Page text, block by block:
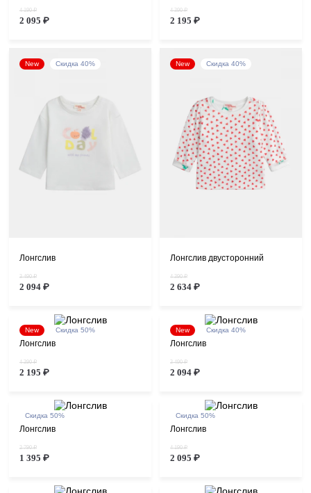
4 190 ₽
2 095 ₽
4 390 ₽
2 195 ₽
New Скидка 40%
Лонгслив
3 490 ₽
2 094 ₽
New Скидка 40%
Лонгслив двусторонний
4 390 ₽
2 634 ₽
New Скидка 50%
Лонгслив
4 390 ₽
2 195 ₽
New Скидка 40%
Лонгслив
3 490 ₽
2 094 ₽
Скидка 50%
Лонгслив
2 790 ₽
1 395 ₽
Скидка 50%
Лонгслив
4 190 ₽
2 095 ₽